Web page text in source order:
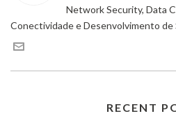
Network Security, Data
Conectividade e Desenvolvimento
RECENT